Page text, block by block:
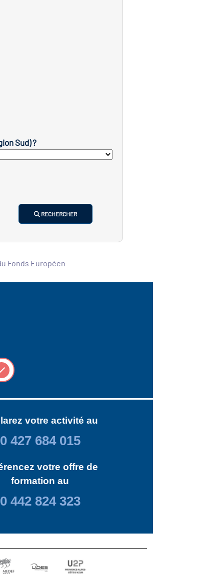
Sud) ?
RECHERCHER
Fonds Européen
votre activité au
0 427 684 015
votre offre de
formation au
0 442 824 323